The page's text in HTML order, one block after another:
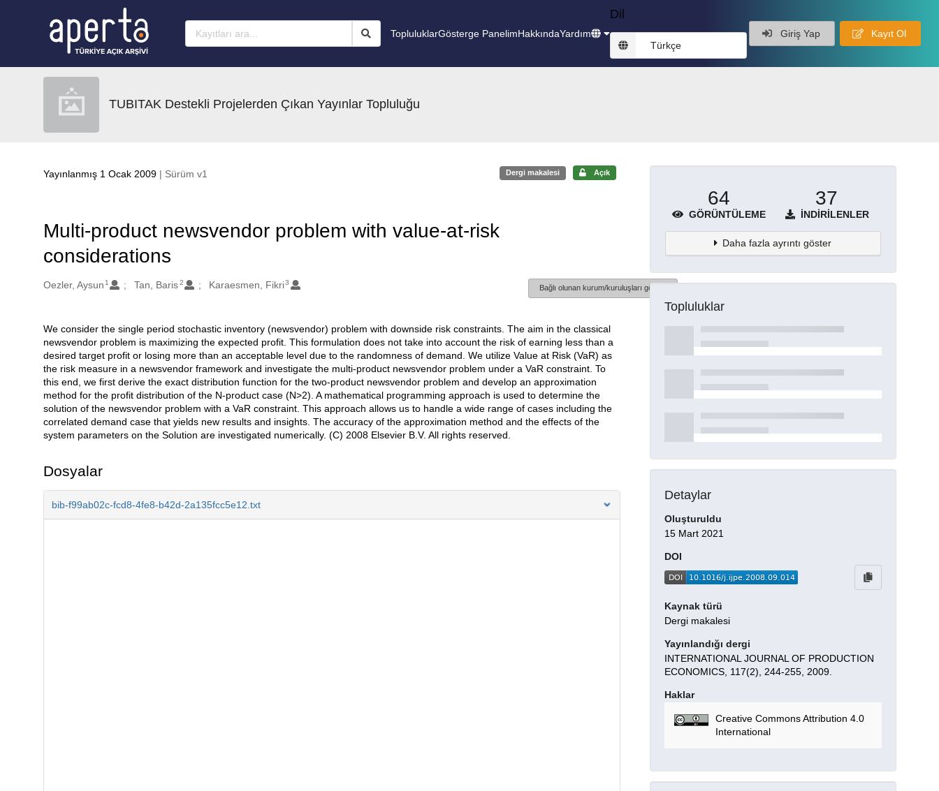
TopluluklarGösterge PanelimHakkındaYardım
Dil
Türkçe
Giriş Yap Kayıt Ol
TUBITAK Destekli Projelerden Çıkan Yayınlar Topluluğu
Yayınlanmış 1 Ocak 2009 | Sürüm v1 Dergi makalesi Açık
Multi-product newsvendor problem with value-at-risk
considerations
Oluşturanlar
Oezler, Aysun 1 Tan, Baris2 Karaesmen, Fikri3
Bağlı olunan kurum/kuruluşları göster
Açıklama
We consider the single period stochastic inventory (newsvendor) problem with downside risk constraints. The aim in the classical
newsvendor problem is maximizing the expected profit. This formulation does not take into account the risk of earning less than a
desired target profit or losing more than an acceptable level due to the randomness of demand. We utilize Value at Risk (VaR) as
the risk measure in a newsvendor framework and investigate the multi-product newsvendor problem under a VaR constraint. To
this end, we first derive the exact distribution function for the two-product newsvendor problem and develop an approximation
method for the profit distribution of the N-product case (N>2). A mathematical programming approach is used to determine the
solution of the newsvendor problem with a VaR constraint. This approach allows us to handle a wide range of cases including the
correlated demand case that yields new results and insights. The accuracy of the approximation method and the effects of the
system parameters on the Solution are investigated numerically. (C) 2008 Elsevier B.V. All rights reserved.
Dosyalar
bib-f99ab02c-fcd8-4fe8-b42d-2a135fcc5e12.txt
64
GÖRÜNTÜLEME
37
İNDIRILENLER
Daha fazla ayrıntı göster
Topluluklar
Detaylar
Oluşturuldu
15 Mart 2021
DOI
Kaynak türü
Dergi makalesi
Yayınlandığı dergi
INTERNATIONAL JOURNAL OF PRODUCTION
ECONOMICS, 117(2), 244-255, 2009.
Haklar
Creative Commons Attribution 4.0
International